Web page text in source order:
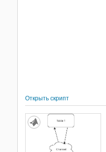
Открыть скрипт